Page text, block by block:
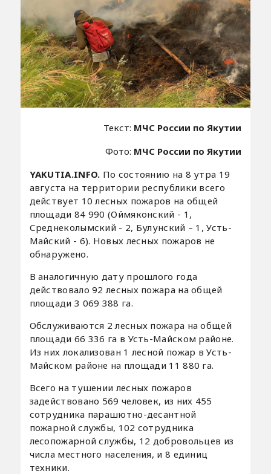
Текст: МЧС России по Якутии
Фото: МЧС России по Якутии
YAKUTIA.INFO. По состоянию на 8 утра 19
августа на территории республики всего
действует 10 лесных пожаров на общей
площади 84 990 (Оймяконский - 1,
Среднеколымский - 2, Булунский – 1, Усть-
Майский - 6). Новых лесных пожаров не
обнаружено.
В аналогичную дату прошлого года
действовало 92 лесных пожара на общей
площади 3 069 388 га.
Обслуживаются 2 лесных пожара на общей
площади 66 336 га в Усть-Майском районе.
Из них локализован 1 лесной пожар в Усть-
Майском районе на площади 11 880 га.
Всего на тушении лесных пожаров
задействовано 569 человек, из них 455
сотрудника парашютно-десантной
пожарной службы, 102 сотрудника
лесопожарной службы, 12 добровольцев из
числа местного населения, и 8 единиц
техники.